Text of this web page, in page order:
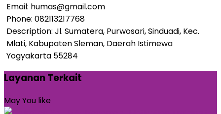
Email: humas@gmail.com
Phone: 082113217768
Description: Jl. Sumatera, Purwosari, Sinduadi, Kec.
Mlati, Kabupaten Sleman, Daerah Istimewa
Yogyakarta 55284
Layanan Terkait
May You like